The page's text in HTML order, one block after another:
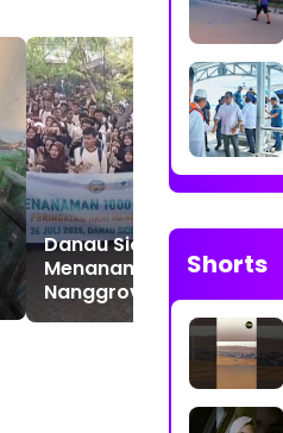
Danau Siombak dengan
Menanam 1000 Pohon
Nanggrove
Shorts